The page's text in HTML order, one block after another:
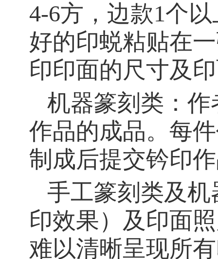
4-6方，边款1个
好的印蜕粘贴在
印印面的尺寸及
机器篆刻类：
作品的成品。每
制成后提交钤印
手工篆刻类及
印效果）及印面
难以清晰呈现所